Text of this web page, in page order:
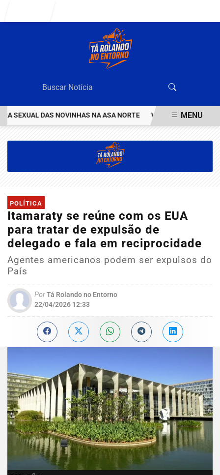
DAS NOVINHAS NA ASA NORTE VEJA QUEM ÉOMENU
POLÍTICA
Itamaraty se reúne com os EUA
para tratar de expulsão de
delegado e fala em reciprocidade
Agentes americanos podem ser expulsos do
País
PorTá Rolando no Entorno
22/04/2026 12:33